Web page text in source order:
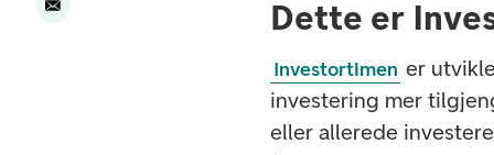
Dette er
Investortimen er
investering mer
eller allerede